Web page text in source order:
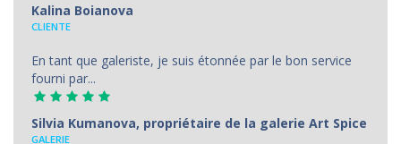
Kalina Boianova
CLIENTE
En tant que galeriste, je suis étonnée par le bon service
fourni par...
Silvia Kumanova, propriétaire de la galerie Art Spice
GALERIE